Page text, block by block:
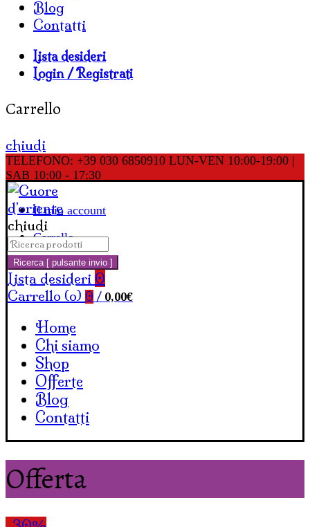
Blog
Contatti
Lista desideri
Login / Registrati
Carrello
chiudi
TELEFONO: +39 030 6850910 LUN-VEN 10:00-19:00 |
SAB 10:00 - 17:30
Il mio account
Carrello
chiudi
Cerca:
Ricerca [ pulsante invio ]
Lista desideri 0
Carrello (o) 0 / 0,00€
Home
Chi siamo
Shop
Offerte
Blog
Contatti
Offerta